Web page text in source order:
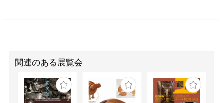
関連のある展覧会